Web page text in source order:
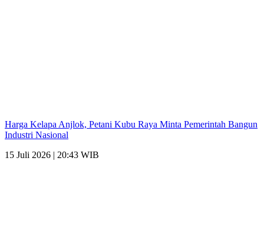
Harga Kelapa Anjlok, Petani Kubu Raya Minta Pemerintah Bangun
Industri Nasional
15 Juli 2026 | 20:43 WIB